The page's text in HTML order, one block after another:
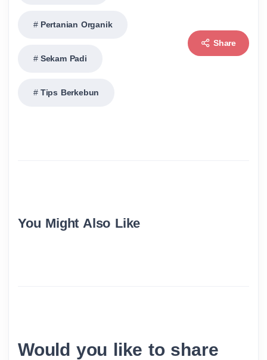
Pertanian Organik
Sekam Padi
Tips Berkebun
Share
You Might Also Like
Would you like to share